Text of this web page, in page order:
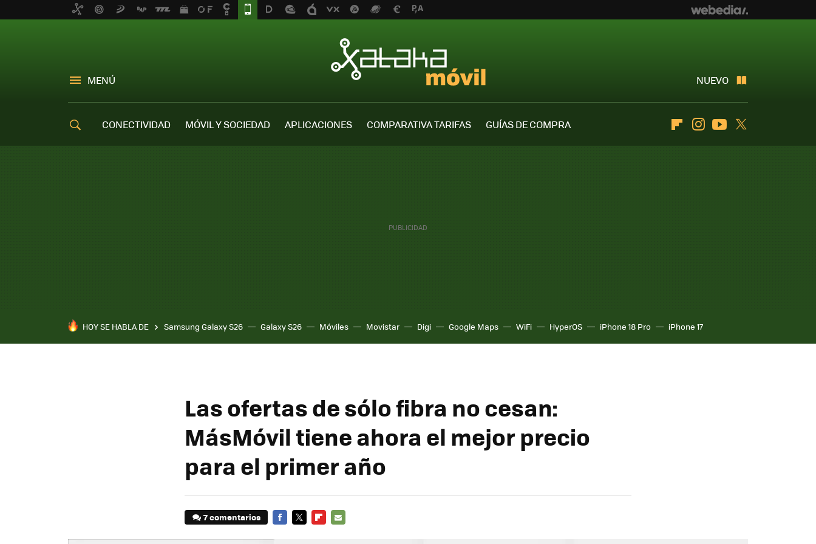
MENÚ NUEVO
CONECTIVIDAD MÓVIL Y SOCIEDAD APLICACIONES COMPARATIVA TARIFAS
GUÍAS DE COMPRA
FlipboardInstagramYoutube
HOY SE HABLA DE Samsung Galaxy S26 Galaxy S26 Móviles Movistar Digi Google Maps WiFi HyperOS iPhone 18 Pro iPhone 17
Las ofertas de sólo fibra no cesan:
MásMóvil tiene ahora el mejor precio
para el primer año
7 comentarios